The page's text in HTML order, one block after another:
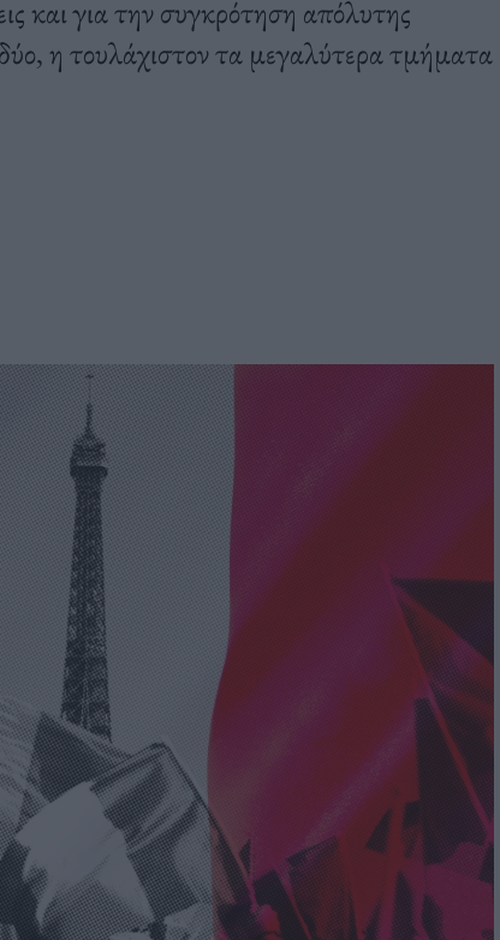
και για την συγκρότηση απόλυτης
η τουλάχιστον τα μεγαλύτερα τμήματα